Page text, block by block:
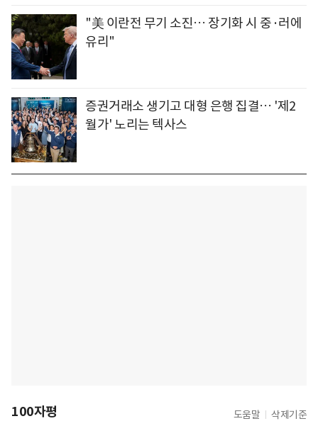
"美 이란전 무기 소진… 장기화 시 중·러에
유리"
증권거래소 생기고 대형 은행 집결… '제2
월가' 노리는 텍사스
100자평 도움말 삭제기준